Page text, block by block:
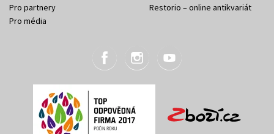
Pro partnery
Pro média
Restorio – online antikvariát